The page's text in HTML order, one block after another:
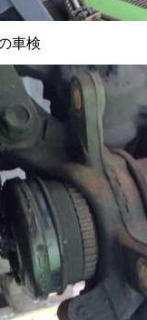
車検